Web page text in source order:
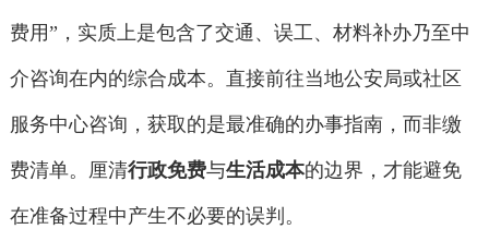
费用”，实质上是包含了交通、误工、材料补办乃至中
介咨询在内的综合成本。直接前往当地公安局或社区
服务中心咨询，获取的是最准确的办事指南，而非缴
费清单。厘清行政免费与生活成本的边界，才能避免
在准备过程中产生不必要的误判。